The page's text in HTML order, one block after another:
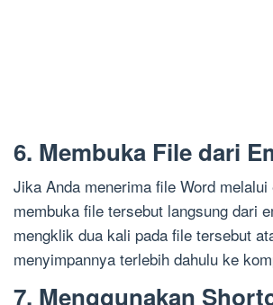
6. Membuka File dari
Jika Anda menerima file Word
membuka file tersebut langsung dari
mengklik dua kali pada file tersebut
menyimpannya terlebih dahulu ke
7. Menggunakan